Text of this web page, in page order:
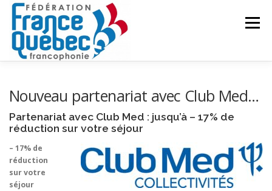
Aller
contenu
Menu
ACTUALITÉS CONGRÈS COMMUN
INTRANET
Nouveau partenariat avec Club Med…
Partenariat avec Club Med : jusqu’à – 17% de
réduction sur votre séjour
– 17% de
réduction
sur votre
séjour